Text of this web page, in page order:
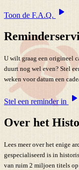
Toon de F.A.Q.
U wilt graag een origineel
duurt nog wel even? Stel
weken voor datum een
Stel een reminder in
Over het
Lees meer over het enige
gespecialiseerd is in
van ruim 2 miljoen titels op